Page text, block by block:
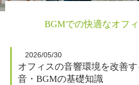
BGMでの快適なオフ
2026/05/30
オフィスの音響環境を改善
音・BGMの基礎知識